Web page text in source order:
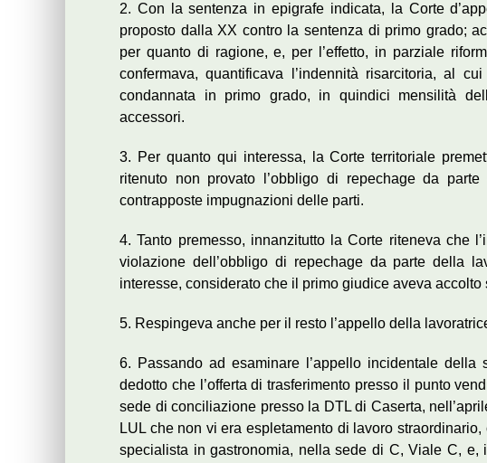
2. Con la sentenza in epigrafe indicata, la Corte
proposto dalla XX contro la sentenza di primo grado;
per quanto di ragione, e, per l’effetto, in parziale
confermava, quantificava l’indennità risarcitoria, al
condannata in primo grado, in quindici mensilità
accessori.
3. Per quanto qui interessa, la Corte territoriale
ritenuto non provato l’obbligo di repechage da
contrapposte impugnazioni delle parti.
4. Tanto premesso, innanzitutto la Corte riteneva che
violazione dell’obbligo di repechage da parte della
interesse, considerato che il primo giudice aveva
5. Respingeva anche per il resto l’appello della
6. Passando ad esaminare l’appello incidentale della
dedotto che l’offerta di trasferimento presso il punto
sede di conciliazione presso la DTL di Caserta,
LUL che non vi era espletamento di lavoro
specialista in gastronomia, nella sede di C, Viale C, e,